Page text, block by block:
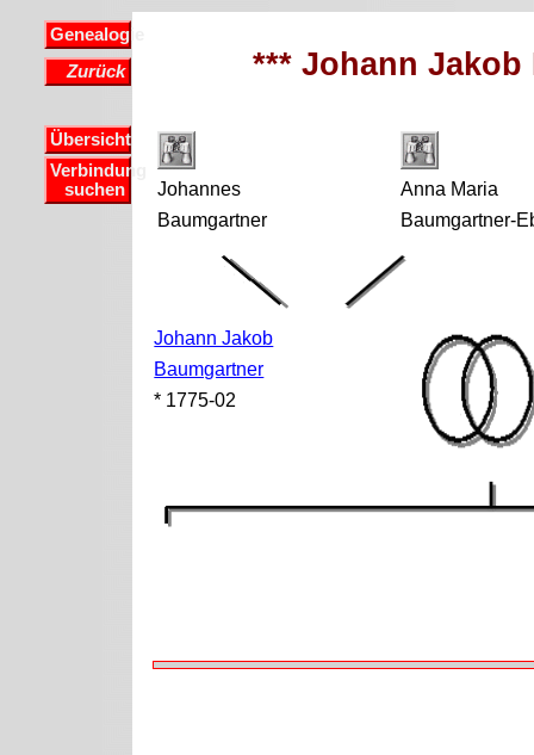
Genealogie
Zurück
Übersicht
Verbindung
suchen
*** Johann Jakob
Johannes
Baumgartner
Anna Maria
Baumgartner-
Johann Jakob
Baumgartner
* 1775-02